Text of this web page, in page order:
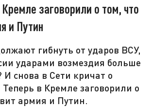
заговорили о том, что
и Путин
гибнуть от ударов ВСУ,
ударами возмездия больше
И снова в Сети кричат о
в Кремле заговорили о
армия и Путин.